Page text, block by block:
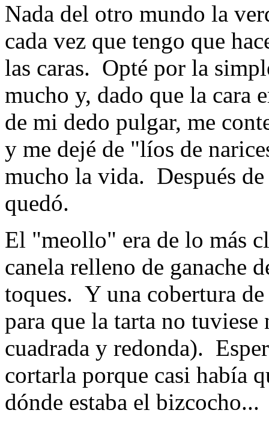
Nada del otro mundo la
cada vez que tengo que
las caras. Opté por la
mucho y, dado que la cara
de mi dedo pulgar, me
y me dejé de "líos de
mucho la vida. Después
quedó.
El "meollo" era de lo más
canela relleno de ganache
toques. Y una cobertura
para que la tarta no
cuadrada y redonda).
cortarla porque casi había
dónde estaba el bizcocho...